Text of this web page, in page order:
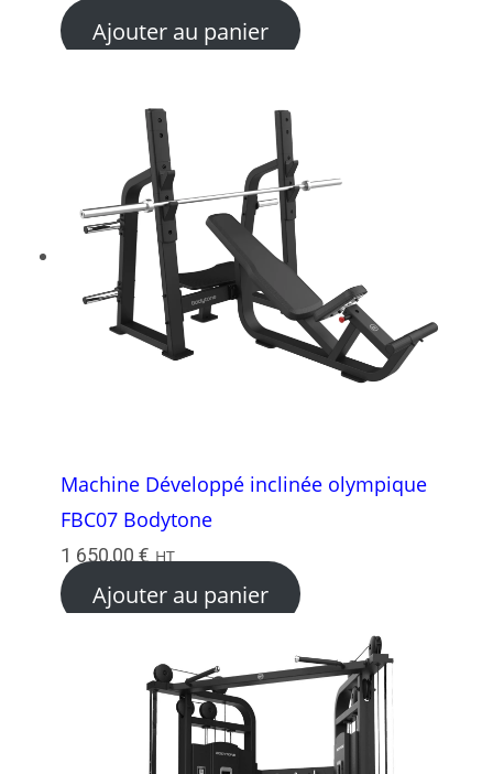
Ajouter au panier
Machine Développé inclinée olympique
FBC07 Bodytone
1 650,00 € HT
Ajouter au panier